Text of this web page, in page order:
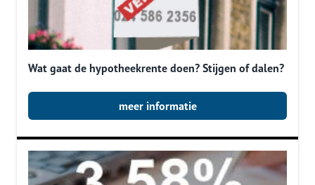
Wat gaat de hypotheekrente doen? Stijgen of dalen?
meer informatie